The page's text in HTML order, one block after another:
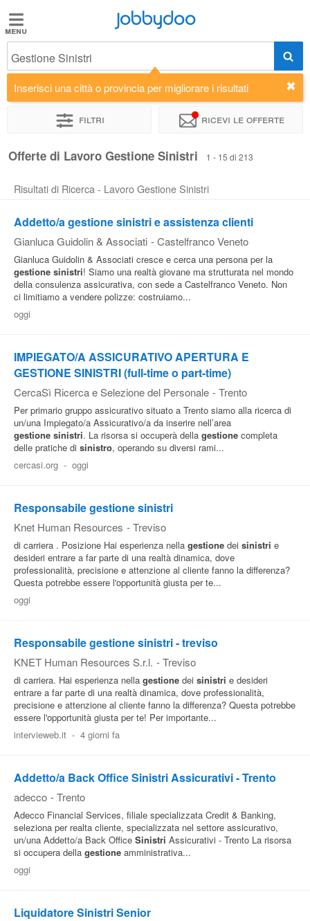
Jobbydoo
Offerte
di
lavoro
Elenco
Blog
Offerte
Area
Aziende
Jobbydoo
Gestione Sinistri
Inserisci una città o provincia per migliorare i risultati
Filtri Ricevi le offerte
Offerte di Lavoro Gestione Sinistri 1 - 15 di 213
Risultati di Ricerca - Lavoro Gestione Sinistri
Addetto/a gestione sinistri e assistenza clienti
Gianluca Guidolin & Associati - Castelfranco Veneto
Gianluca Guidolin & Associati cresce e cerca una persona per la
gestione sinistri! Siamo una realtà giovane ma strutturata nel mondo
della consulenza assicurativa, con sede a Castelfranco Veneto. Non
ci limitiamo a vendere polizze: costruiamo...
oggi
IMPIEGATO/A ASSICURATIVO APERTURA E
GESTIONE SINISTRI (full-time o part-time)
CercaSì Ricerca e Selezione del Personale - Trento
Per primario gruppo assicurativo situato a Trento siamo alla ricerca di
un/una Impiegato/a Assicurativo/a da inserire nell’area
gestione sinistri. La risorsa si occuperà della gestione completa
delle pratiche di sinistro, operando su diversi rami...
cercasi.org - oggi
Responsabile gestione sinistri
Knet Human Resources - Treviso
di carriera . Posizione Hai esperienza nella gestione dei sinistri e
desideri entrare a far parte di una realtà dinamica, dove
professionalità, precisione e attenzione al cliente fanno la differenza?
Questa potrebbe essere l'opportunità giusta per te...
oggi
Responsabile gestione sinistri - treviso
KNET Human Resources S.r.l. - Treviso
di carriera. Hai esperienza nella gestione dei sinistri e desideri
entrare a far parte di una realtà dinamica, dove professionalità,
precisione e attenzione al cliente fanno la differenza? Questa potrebbe
essere l'opportunità giusta per te! Per importante...
intervieweb.it - 4 giorni fa
Addetto/a Back Office Sinistri Assicurativi - Trento
adecco - Trento
Adecco Financial Services, filiale specializzata Credit & Banking,
seleziona per realta cliente, specializzata nel settore assicurativo,
un/una Addetto/a Back Office Sinistri Assicurativi - Trento La risorsa
si occupera della gestione amministrativa...
oggi
Liquidatore Sinistri Senior